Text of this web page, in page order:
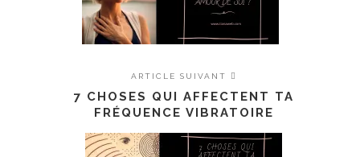
ARTICLE SUIVANT
7 CHOSES QUI AFFECTENT TA
FRÉQUENCE VIBRATOIRE